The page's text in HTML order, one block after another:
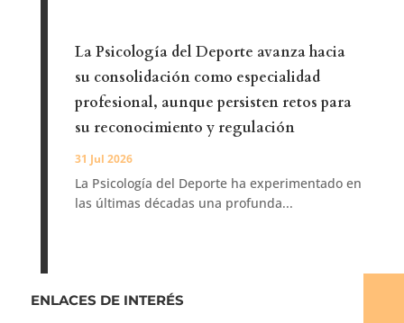
La Psicología del Deporte avanza hacia
su consolidación como especialidad
profesional, aunque persisten retos para
su reconocimiento y regulación
31 Jul 2026
La Psicología del Deporte ha experimentado en
las últimas décadas una profunda...
ENLACES DE INTERÉS